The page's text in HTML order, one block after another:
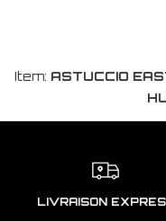
Item: ASTUCCIO
LIVRAISON